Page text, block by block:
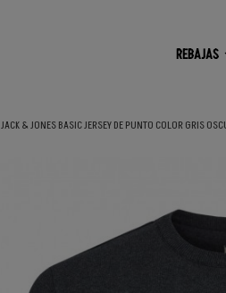
REBAJAS
JACK & JONES BASIC JERSEY DE PUNTO COLOR GRIS